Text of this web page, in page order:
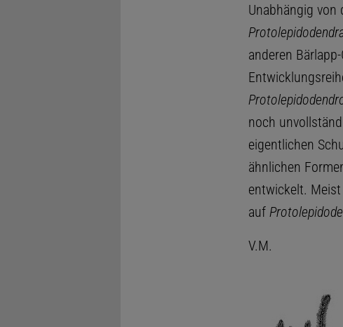
Unabhängig von
anderen
noch
eigentlichen
ähnlichen
entwickelt.
auf
V.M.